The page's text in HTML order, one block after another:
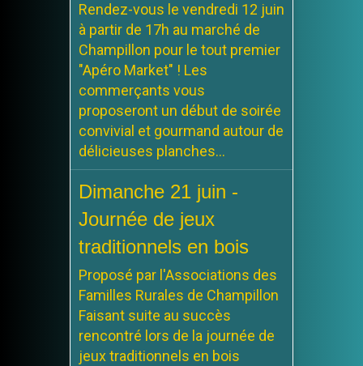
Rendez-vous le vendredi 12 juin
à partir de 17h au marché de
Champillon pour le tout premier
"Apéro Market" ! Les
commerçants vous
proposeront un début de soirée
convivial et gourmand autour de
délicieuses planches...
Dimanche 21 juin -
Journée de jeux
traditionnels en bois
Proposé par l'Associations des
Familles Rurales de Champillon
Faisant suite au succès
rencontré lors de la journée de
jeux traditionnels en bois